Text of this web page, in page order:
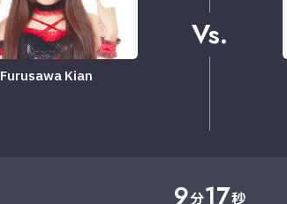
Furusawa Kian
Vs.
9分17秒